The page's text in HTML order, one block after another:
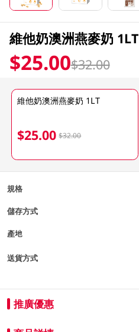
維他奶澳洲燕麥奶 1LT
$25.00$32.00
維他奶澳洲燕麥奶 1LT
$25.00 $32.00
規格
儲存方式
產地
送貨方式
推廣優惠